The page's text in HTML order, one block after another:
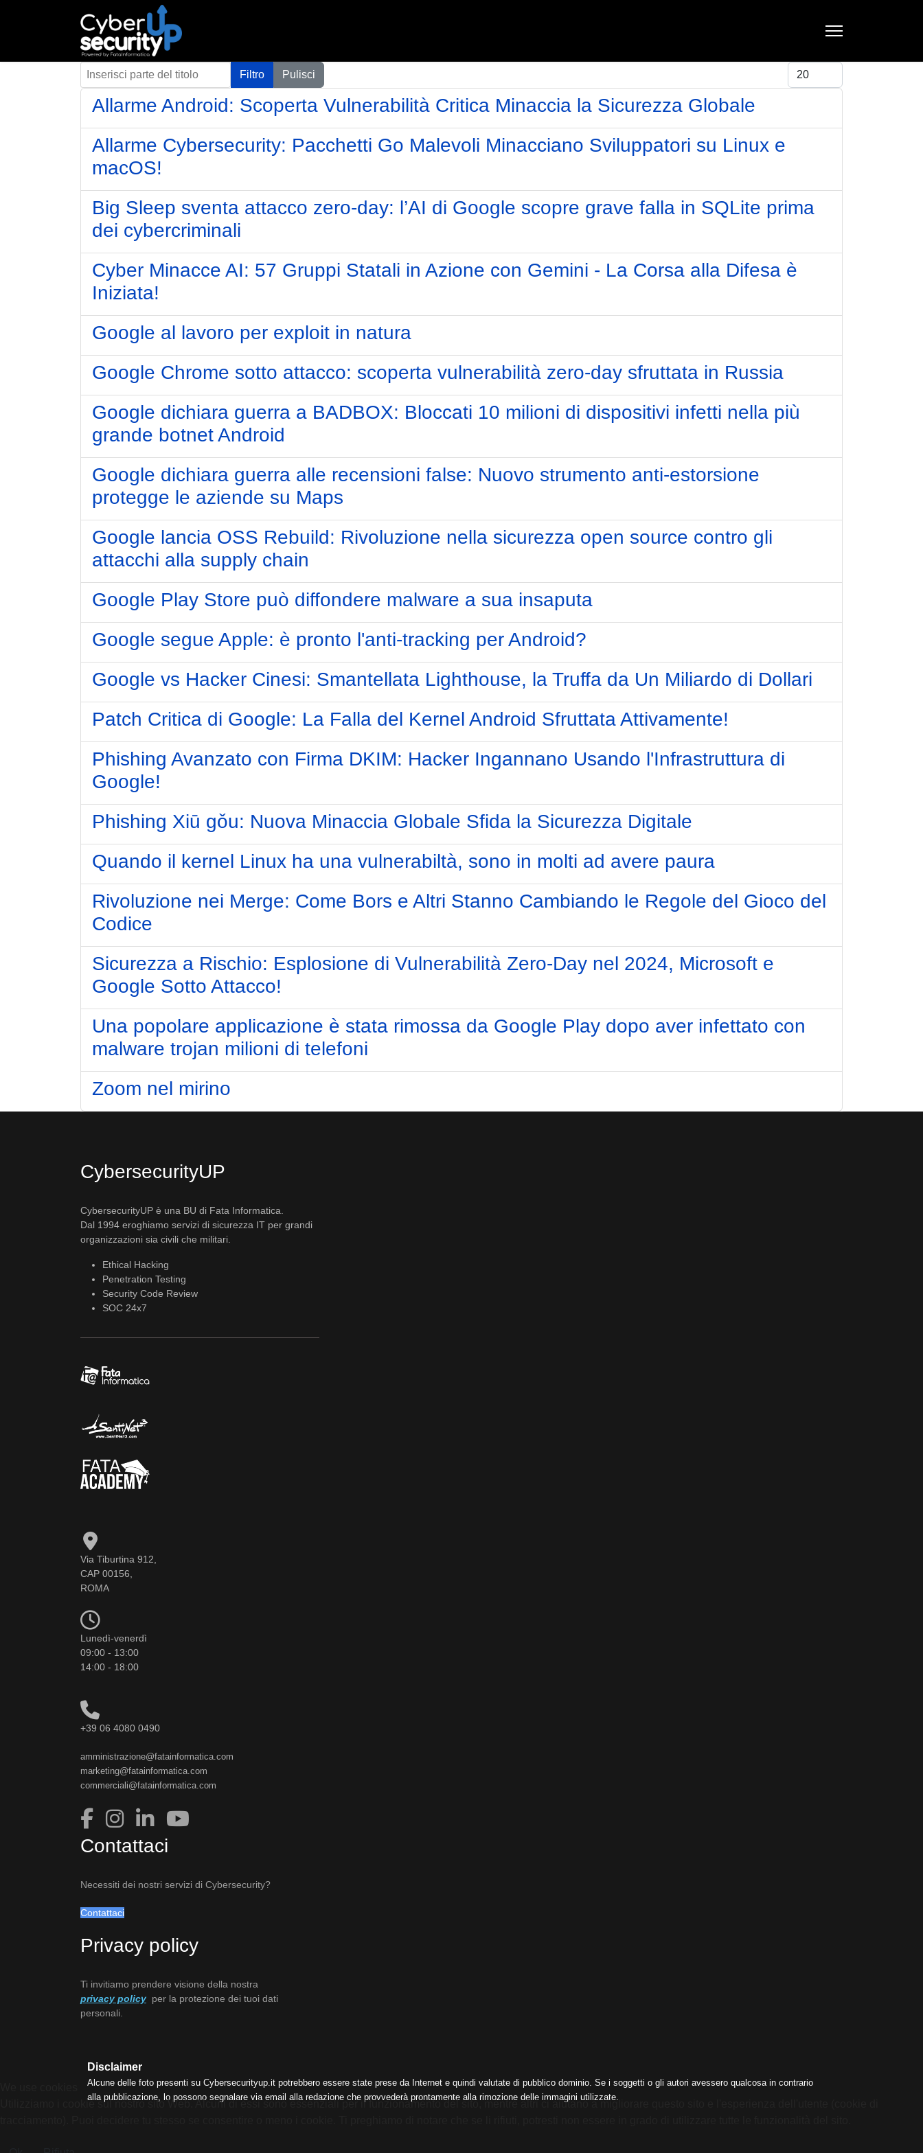
Inserisci parte del titolo Filtro Pulisci Visualizza #
Allarme Android: Scoperta Vulnerabilità Critica Minaccia la Sicurezza Globale
Allarme Cybersecurity: Pacchetti Go Malevoli Minacciano Sviluppatori su Linux e
macOS!
Big Sleep sventa attacco zero-day: l’AI di Google scopre grave falla in SQLite prima
dei cybercriminali
Cyber Minacce AI: 57 Gruppi Statali in Azione con Gemini - La Corsa alla Difesa è
Iniziata!
Google al lavoro per exploit in natura
Google Chrome sotto attacco: scoperta vulnerabilità zero-day sfruttata in Russia
Google dichiara guerra a BADBOX: Bloccati 10 milioni di dispositivi infetti nella più
grande botnet Android
Google dichiara guerra alle recensioni false: Nuovo strumento anti-estorsione
protegge le aziende su Maps
Google lancia OSS Rebuild: Rivoluzione nella sicurezza open source contro gli
attacchi alla supply chain
Google Play Store può diffondere malware a sua insaputa
Google segue Apple: è pronto l'anti-tracking per Android?
Google vs Hacker Cinesi: Smantellata Lighthouse, la Truffa da Un Miliardo di Dollari
Patch Critica di Google: La Falla del Kernel Android Sfruttata Attivamente!
Phishing Avanzato con Firma DKIM: Hacker Ingannano Usando l'Infrastruttura di
Google!
Phishing Xiū gǒu: Nuova Minaccia Globale Sfida la Sicurezza Digitale
Quando il kernel Linux ha una vulnerabiltà, sono in molti ad avere paura
Rivoluzione nei Merge: Come Bors e Altri Stanno Cambiando le Regole del Gioco del
Codice
Sicurezza a Rischio: Esplosione di Vulnerabilità Zero-Day nel 2024, Microsoft e
Google Sotto Attacco!
Una popolare applicazione è stata rimossa da Google Play dopo aver infettato con
malware trojan milioni di telefoni
Zoom nel mirino
CybersecurityUP
CybersecurityUP è una BU di Fata Informatica.
Dal 1994 eroghiamo servizi di sicurezza IT per grandi
organizzazioni sia civili che militari.
Ethical Hacking
Penetration Testing
Security Code Review
SOC 24x7
Via Tiburtina 912,
CAP 00156,
ROMA
Lunedì-venerdì
09:00 - 13:00
14:00 - 18:00
+39 06 4080 0490
amministrazione@fatainformatica.com
marketing@fatainformatica.com
commerciali@fatainformatica.com
Contattaci
Necessiti dei nostri servizi di Cybersecurity?
Contattaci
Privacy policy
Ti invitiamo prendere visione della nostra
privacy policy per la protezione dei tuoi dati
personali.
Disclaimer
Alcune delle foto presenti su Cybersecurityup.it potrebbero essere state prese da Internet e quindi valutate di pubblico dominio. Se i soggetti o gli autori avessero qualcosa in contrario
alla pubblicazione, lo possono segnalare via email alla redazione che provvederà prontamente alla rimozione delle immagini utilizzate.
Utilizziamo i cookie sul nostro sito Web. Alcuni di essi sono essenziali per il funzionamento del sito, mentre altri ci aiutano a migliorare questo sito e l'esperienza dell'utente (cookie di